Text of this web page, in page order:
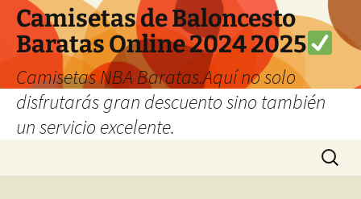
Camisetas de Baloncesto
Baratas Online 2024 2025
Camisetas NBA Baratas.Aquí no solo
disfrutarás gran descuento sino también
un servicio excelente.
Buscar: